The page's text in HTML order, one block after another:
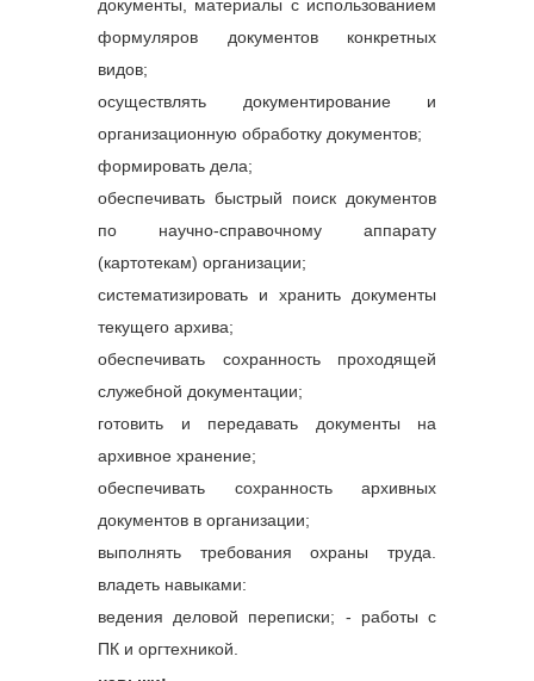
документы, материалы с использованием
формуляров документов конкретных
видов;
осуществлять документирование и
организационную обработку документов;
формировать дела;
обеспечивать быстрый поиск документов
по научно-справочному аппарату
(картотекам) организации;
систематизировать и хранить документы
текущего архива;
обеспечивать сохранность проходящей
служебной документации;
готовить и передавать документы на
архивное хранение;
обеспечивать сохранность архивных
документов в организации;
выполнять требования охраны труда.
владеть навыками:
ведения деловой переписки; - работы с
ПК и оргтехникой.